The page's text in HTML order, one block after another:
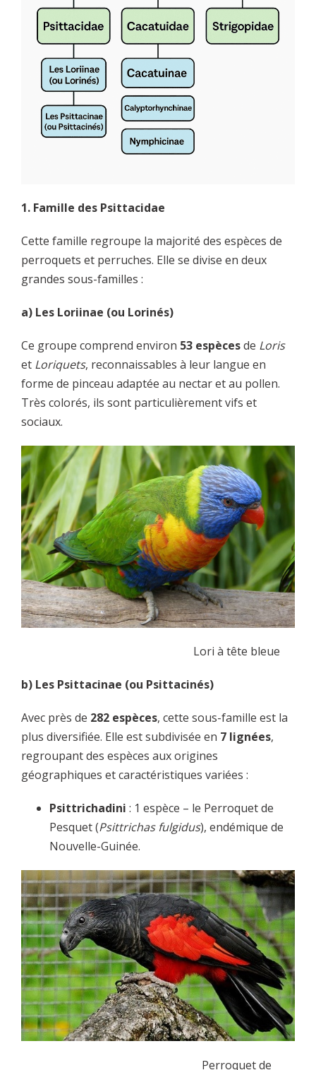
1. Famille des Psittacidae
Cette famille regroupe la majorité des espèces de
perroquets et perruches. Elle se divise en deux
grandes sous-familles :
a) Les Loriinae (ou Lorinés)
Ce groupe comprend environ 53 espècesde Loris
et Loriquets, reconnaissables à leur langue en
forme de pinceau adaptée au nectar et au pollen.
Très colorés, ils sont particulièrement vifs et
sociaux.
Lori à tête bleue
b) Les Psittacinae (ou Psittacinés)
Avec près de 282 espèces, cette sous-famille est la
plus diversifiée. Elle est subdivisée en 7 lignées,
regroupant des espèces aux origines
géographiques et caractéristiques variées :
Psittrichadini : 1 espèce – le Perroquet de
Pesquet (Psittrichas fulgidus), endémique de
Nouvelle-Guinée.
Perroquet de